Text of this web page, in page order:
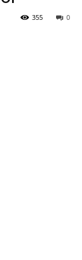
0
355